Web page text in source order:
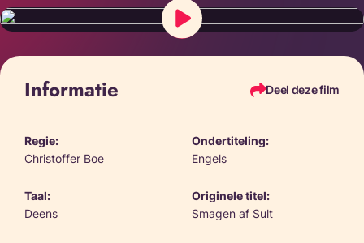
Informatie Deel deze film
Regie:
Christoffer Boe
Ondertiteling:
Engels
Taal:
Deens
Originele titel:
Smagen af Sult